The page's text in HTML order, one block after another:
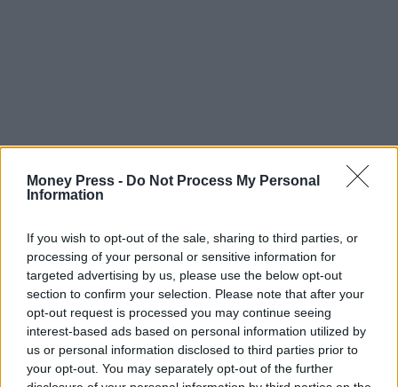
Money Press - Do Not Process My Personal
Information
If you wish to opt-out of the sale, sharing to third parties, or
processing of your personal or sensitive information for
targeted advertising by us, please use the below opt-out
section to confirm your selection. Please note that after your
opt-out request is processed you may continue seeing
interest-based ads based on personal information utilized by
us or personal information disclosed to third parties prior to
your opt-out. You may separately opt-out of the further